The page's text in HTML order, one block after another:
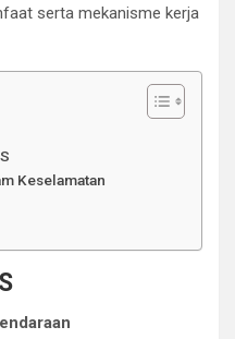
serta mekanisme kerja
Keselamatan